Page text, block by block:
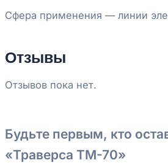
Сфера применения — линии
Отзывы
Отзывов пока нет.
Будьте первым, кто
«Траверса ТМ-70»